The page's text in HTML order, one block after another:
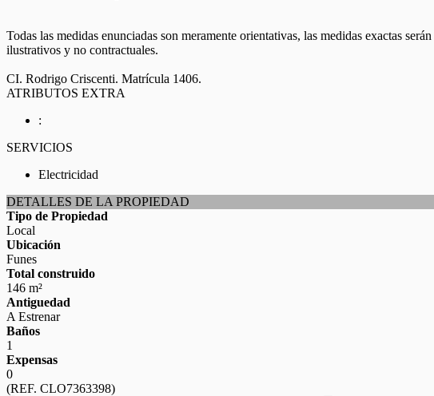
Todas las medidas enunciadas son meramente orientativas, las medidas exactas
ilustrativos y no contractuales.
CI. Rodrigo Criscenti. Matrícula 1406.
ATRIBUTOS EXTRA
:
SERVICIOS
Electricidad
DETALLES DE LA PROPIEDAD
Tipo de Propiedad
Local
Ubicación
Funes
Total construido
146 m²
Antiguedad
A Estrenar
Baños
1
Expensas
0
(REF. CLO7363398)